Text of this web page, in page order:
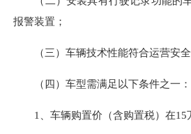
报警装置；
（三）车辆技术性能符合运营安全
（四）车型需满足以下条件之一：
1、车辆购置价（含购置税）在15